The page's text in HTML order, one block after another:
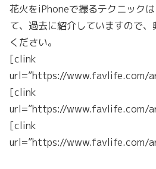
花火をiPhoneで撮るテクニック
て、過去に紹介していますので
ください。
[clink
url=”https://www.favlife.com/
[clink
url=”https://www.favlife.com/
[clink
url=”https://www.favlife.com/